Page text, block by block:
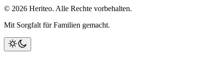
© 2026 Heriteo. Alle Rechte vorbehalten.
Mit Sorgfalt für Familien gemacht.